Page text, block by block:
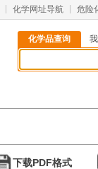
化学网址导航 危险
化学品查询
下载PDF格式